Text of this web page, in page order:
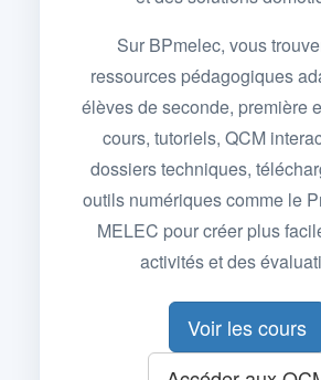
Sur BPmelec, vous
ressources pédagogiques
élèves de seconde, première
cours, tutoriels, QCM
dossiers techniques,
outils numériques comme le
MELEC pour créer plus
activités et des
Voir les cours